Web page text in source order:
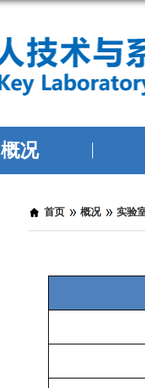
概况
当前位置：
首页 概况 实验